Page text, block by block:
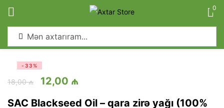
0
-33%
18,00₼ 12,00 ₼
SAC Blackseed Oil – qara zirə yağı (100%
Sign in